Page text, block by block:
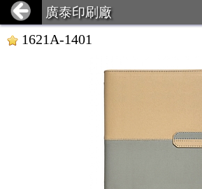
廣泰印刷廠
1621A-1401